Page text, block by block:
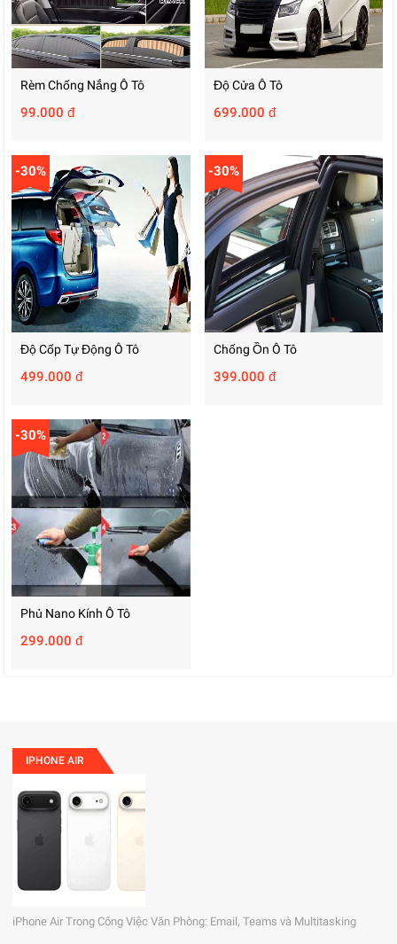
Rèm Chống Nắng Ô Tô
99.000 đ
Độ Cửa Ô Tô
699.000 đ
-30%
Độ Cốp Tự Động Ô Tô
499.000 đ
-30%
Chống Ồn Ô Tô
399.000 đ
-30%
Phủ Nano Kính Ô Tô
299.000 đ
IPHONE AIR
iPhone Air Trong Công Việc Văn Phòng: Email, Teams và Multitasking